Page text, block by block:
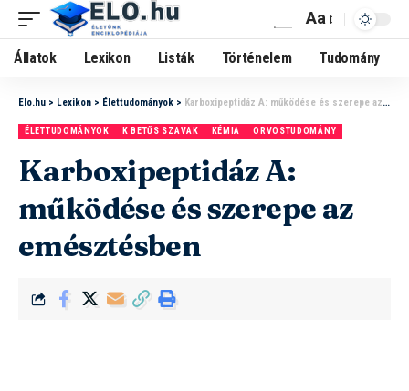
Aa
Állatok Lexikon Listák Történelem Tudomány
Elo.hu > Lexikon > Élettudományok > Karboxipeptidáz A: működése és szerepe az emésztésben
ÉLETTUDOMÁNYOK K BETŰS SZAVAK KÉMIA ORVOSTUDOMÁNY
Karboxipeptidáz A:
működése és szerepe az
emésztésben